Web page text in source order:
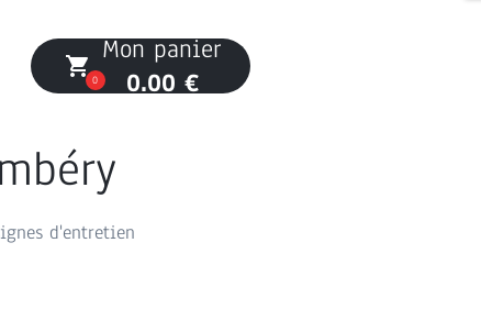
d'entretien
local_grocery_store
0
Mon panier
0.00 €